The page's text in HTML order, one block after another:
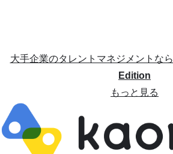
大手企業のタレントマネジメントなら
Edition
もっと見る